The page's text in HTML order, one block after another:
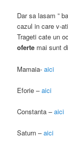
Dar sa lasam ”
cazul in care v-
Trageti cate un
oferte mai sunt
Mamaia-aici
Eforie –aici
Constanta –aici
Saturn –aici